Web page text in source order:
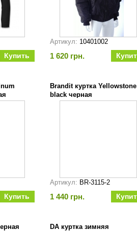
Артикул: 10401002
1 620 грн.
Brandit куртка Yellowstone
black черная
Артикул: BR-3115-2
1 440 грн.
DA куртка зимняя